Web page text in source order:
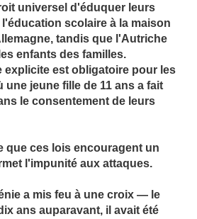
universel d'éduquer leurs
scolaire à la maison
tandis que l'Autriche
enfants des familles.
explicite est obligatoire pour les
une jeune fille de 11 ans a fait
le consentement de leurs
que ces lois encouragent un
l'impunité aux attaques.
a mis feu à une croix — le
ans auparavant, il avait été